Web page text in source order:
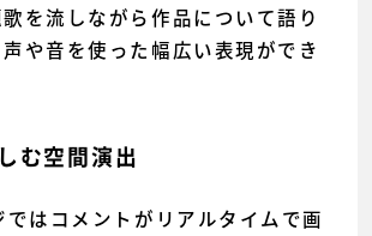
を流しながら作品について語り
や音を使った幅広い表現ができ
む空間演出
ではコメントがリアルタイムで画